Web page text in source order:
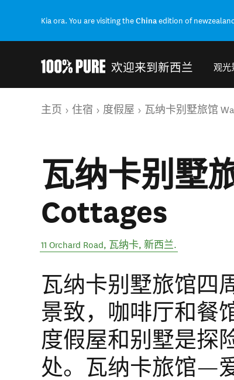
Kia ora. You are visiting theChinaedition of
欢迎来到新西兰 观光
你的位置
主页 住宿 度假屋 瓦纳卡别墅旅馆
瓦纳卡别墅
Cottages
11 Orchard Road, 瓦纳卡, 新西兰.
瓦纳卡别墅旅馆四
景致，咖啡厅和餐
度假屋和别墅是探
处。瓦纳卡旅馆—